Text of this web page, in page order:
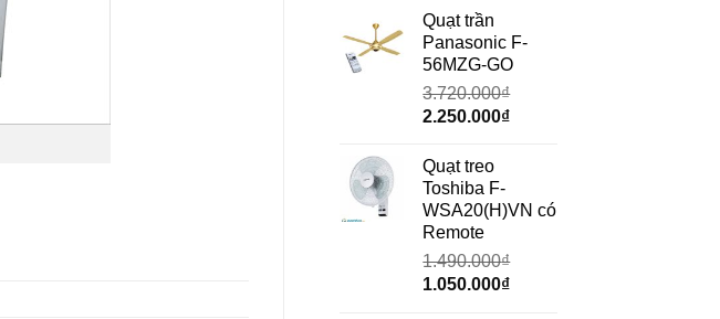
Quạt trần
Panasonic F-
56MZG-GO
3.720.000₫
Giá
là:
3.720.000₫.
2.250.000₫Giá
2.250.000₫.
Quạt treo
Toshiba F-
WSA20(H)VN có
Remote
1.490.000₫
Giá
1.050.000₫Giá